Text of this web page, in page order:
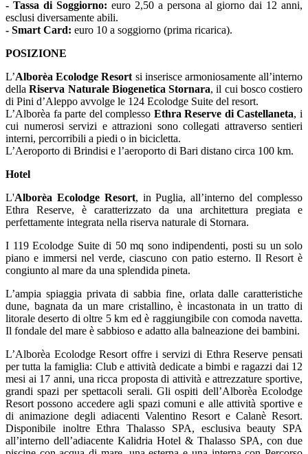
- Tassa di Soggiorno: euro 2,50 a persona al giorno dai 12 anni,
esclusi diversamente abili.
- Smart Card: euro 10 a soggiorno (prima ricarica).
POSIZIONE
L’Alborèa Ecolodge Resort si inserisce armoniosamente all’interno
dellaRiserva Naturale Biogenetica Stornara, il cui bosco costiero
di Pini d’Aleppo avvolge le 124 Ecolodge Suite del resort.
L’Alborèa fa parte del complesso Ethra Reserve di Castellaneta, i
cui numerosi servizi e attrazioni sono collegati attraverso sentieri
interni, percorribili a piedi o in bicicletta.
L’Aeroporto di Brindisi e l’aeroporto di Bari distano circa 100 km.
Hotel
L'Alborèa Ecolodge Resort, in Puglia, all’interno del complesso
Ethra Reserve, è caratterizzato da una architettura pregiata e
perfettamente integrata nella riserva naturale di Stornara.
I 119 Ecolodge Suite di 50 mq sono indipendenti, posti su un solo
piano e immersi nel verde, ciascuno con patio esterno. Il Resort è
congiunto al mare da una splendida pineta.
L’ampia spiaggia privata di sabbia fine, orlata dalle caratteristiche
dune, bagnata da un mare cristallino, è incastonata in un tratto di
litorale deserto di oltre 5 km ed è raggiungibile con comoda navetta.
Il fondale del mare è sabbioso e adatto alla balneazione dei bambini.
L’Alborèa Ecolodge Resort offre i servizi di Ethra Reserve pensati
per tutta la famiglia: Club e attività dedicate a bimbi e ragazzi dai 12
mesi ai 17 anni, una ricca proposta di attività e attrezzature sportive,
grandi spazi per spettacoli serali. Gli ospiti dell’Alborèa Ecolodge
Resort possono accedere agli spazi comuni e alle attività sportive e
di animazione degli adiacenti Valentino Resort e Calanè Resort.
Disponibile inoltre Ethra Thalasso SPA, esclusiva beauty SPA
all’interno dell’adiacente Kalidria Hotel & Thalasso SPA, con due